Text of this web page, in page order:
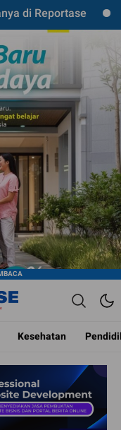
Mari
Cerita
Kesehatan